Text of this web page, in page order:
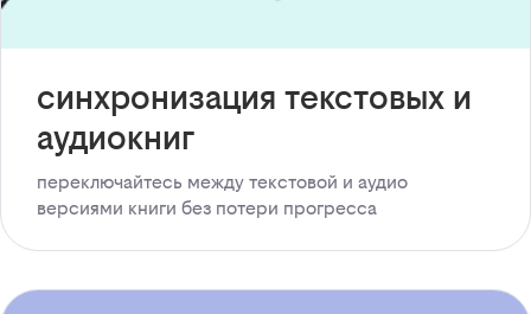
синхронизация текстовых и
аудиокниг
переключайтесь между текстовой и аудио
версиями книги без потери прогресса